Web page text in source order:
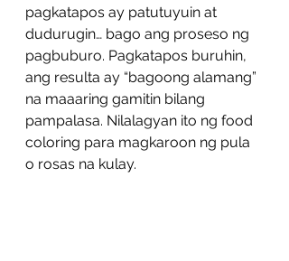
pagkatapos ay patutuyuin at
dudurugin… bago ang proseso ng
pagbuburo. Pagkatapos buruhin,
ang resulta ay “bagoong alamang”
na maaaring gamitin bilang
pampalasa. Nilalagyan ito ng food
coloring para magkaroon ng pula
o rosas na kulay.